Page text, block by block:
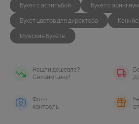
Букет с астильбой
Букет с
Букет цветов для директора
Мужские букеты
Нашли дешевле?
Снизим цену!
Фото
контроль